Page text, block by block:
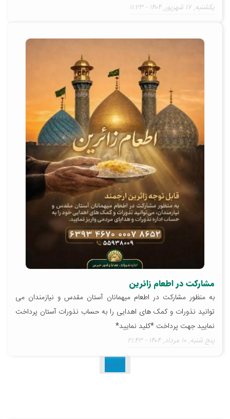
يکشنبه, ۱۷ شهريور, ۱۴۰۴ - ۱۱:۲۳
مشارکت در اطعام زائرین
به منظور مشارکت در اطعام میهمانان آستان مقدس و نیازمندان می
توانید نذورات و کمک های اهدایی را به حساب نذورات آستان پرداخت
نمایید جهت پرداخت *کلید نمایید*
پنج شنبه, ۱۰ مرداد, ۱۴۰۴ - ۲۱:۴۳
آرشیو